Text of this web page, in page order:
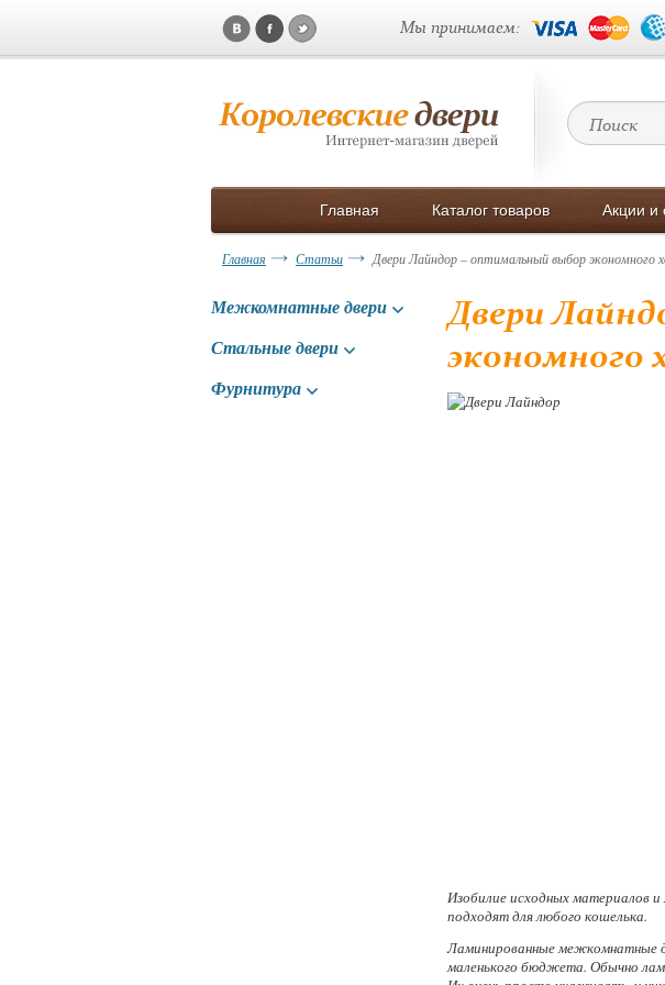
Мы принимаем:
Главная Каталог товаров Акции и
Главная Статьи Двери Лайндор – оптимальный выбор экономного
Межкомнатные двери
Стальные двери
Фурнитура
Двери
экономного
Изобилие исходных материалов
подходят для любого кошелька.
Ламинированные межкомнатные
маленького бюджета. Обычно